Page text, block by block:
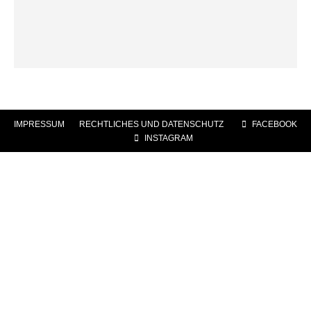
IMPRESSUM RECHTLICHES UND DATENSCHUTZ
FACEBOOK
INSTAGRAM